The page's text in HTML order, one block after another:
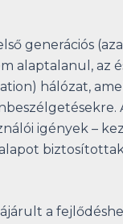
generációs
alaptalanul, az
hálózat,
igények –
a